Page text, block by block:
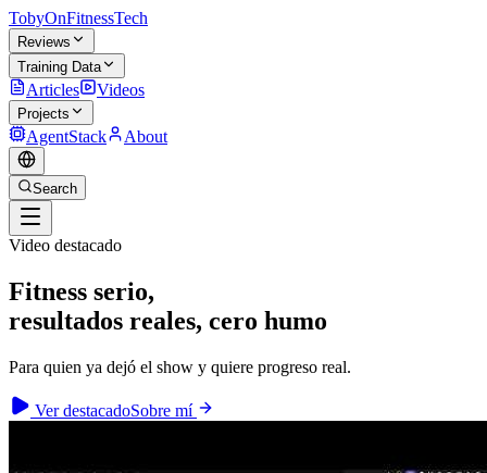
TobyOnFitnessTech
Reviews
Training Data
Articles Videos
Projects
AgentStack About
Search
Video destacado
Fitness serio,
resultados reales, cero humo
Para quien ya dejó el show y quiere progreso real.
Ver destacadoSobre mí